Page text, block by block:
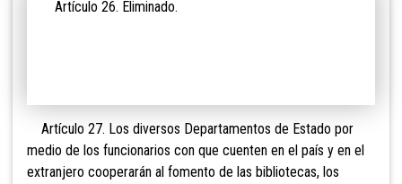
Artículo 26. Eliminado.
Artículo 27. Los diversos Departamentos de Estado por
medio de los funcionarios con que cuenten en el país y en el
extranjero cooperarán al fomento de las bibliotecas, los